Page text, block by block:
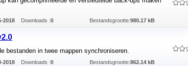
2018 Downloads :0 Bestandsgrootte:980.17 kB
bestanden in twee mappen synchroniseren.
2018 Downloads :0 Bestandsgrootte:862.14 kB